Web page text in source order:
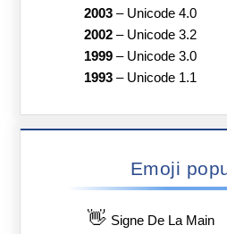
2003– Unicode 4.0
2002– Unicode 3.2
1999– Unicode 3.0
1993– Unicode 1.1
Emoji
👋 Signe De La Main